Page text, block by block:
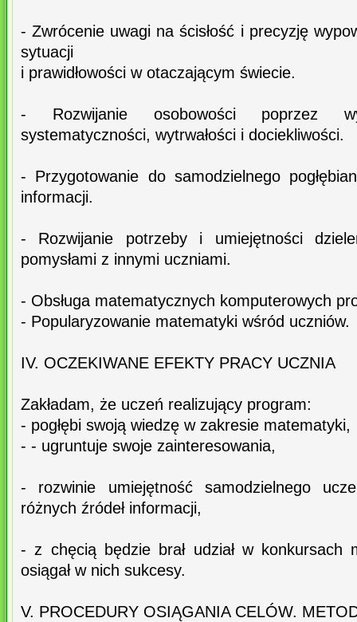
- Zwrócenie uwagi na ścisłość i precyzję
sytuacji
i prawidłowości w otaczającym świecie.
- Rozwijanie osobowości poprzez
systematyczności, wytrwałości i dociekliwości.
- Przygotowanie do samodzielnego
informacji.
- Rozwijanie potrzeby i umiejętności
pomysłami z innymi uczniami.
- Obsługa matematycznych komputerowych
- Popularyzowanie matematyki wśród uczniów.
IV. OCZEKIWANE EFEKTY PRACY UCZNIA
Zakładam, że uczeń realizujący program:
- pogłębi swoją wiedzę w zakresie matematyki,
- - ugruntuje swoje zainteresowania,
- rozwinie umiejętność samodzielnego
różnych źródeł informacji,
- z chęcią będzie brał udział w konkursach
osiągał w nich sukcesy.
V. PROCEDURY OSIĄGANIA CELÓW.